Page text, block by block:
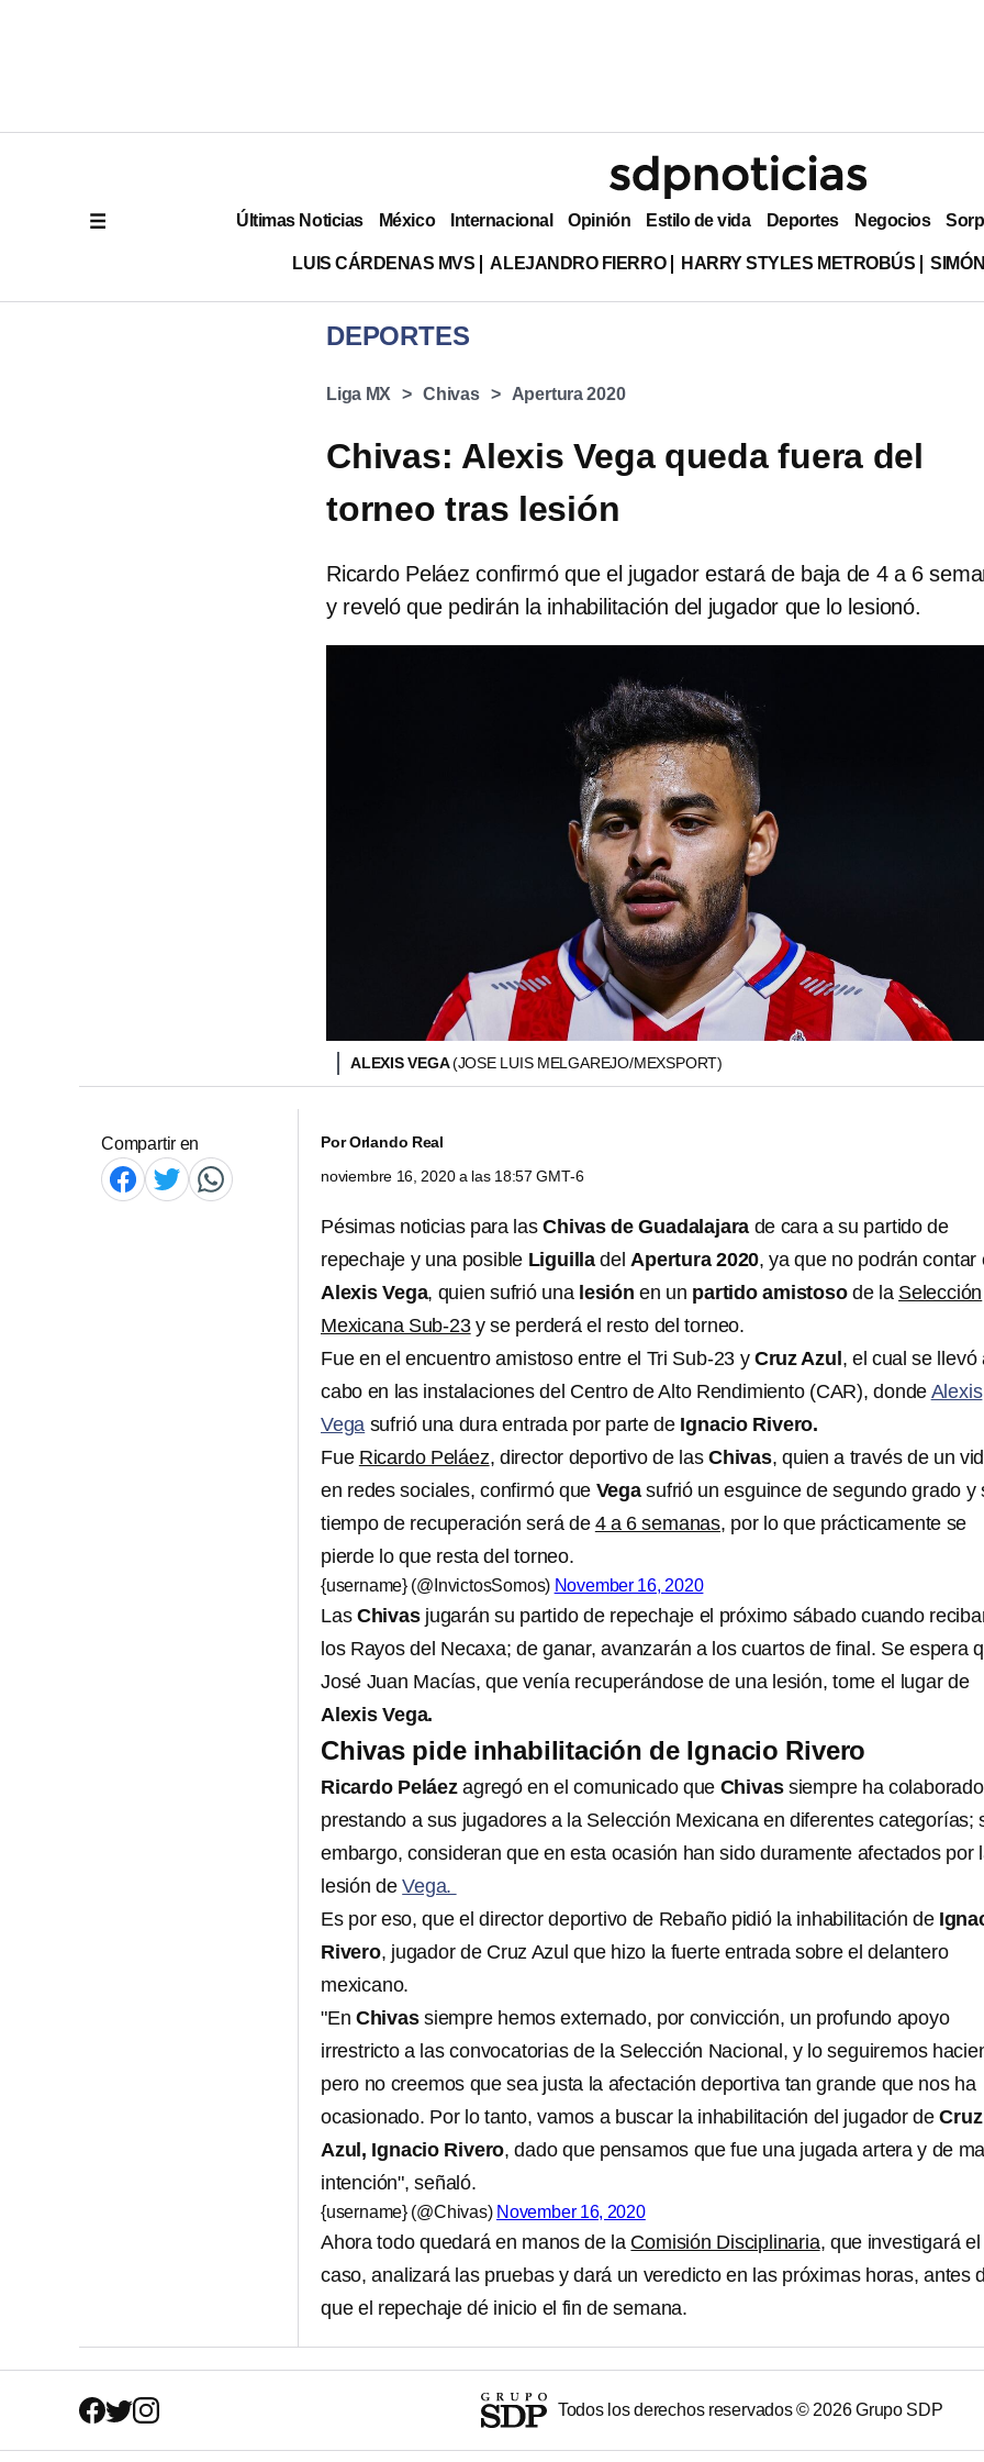
Últimas Noticias México Internacional Opinión Estilo de vida Deportes Negocios
LUIS CÁRDENAS MVS ALEJANDRO FIERRO HARRY STYLES METROBÚS
DEPORTES
Liga MX Chivas Apertura 2020
Chivas: Alexis Vega queda fuera del
torneo tras lesión
Ricardo Peláez confirmó que el jugador estará de baja de 4 a 6
y reveló que pedirán la inhabilitación del jugador que lo lesionó.
ALEXIS VEGA(JOSE LUIS MELGAREJO/MEXSPORT)
Compartir en PorOrlando Real
noviembre 16, 2020 a las 18:57 GMT-6
Pésimas noticias para lasChivas de Guadalajara de cara a su partido de
repechaje y una posible Liguilla delApertura 2020, ya que no podrán contar
Alexis Vega, quien sufrió una lesión en un partido amistosode la Selección
Mexicana Sub-23y se perderá el resto del torneo.
Fue en el encuentro amistoso entre el Tri Sub-23 y Cruz Azul , el cual se llevó
cabo en las instalaciones del Centro de Alto Rendimiento (CAR), donde Alexis
Vega sufrió una dura entrada por parte de Ignacio Rivero.
Fue Ricardo Peláez, director deportivo de lasChivas, quien a través de un
en redes sociales, confirmó que Vegasufrió un esguince de segundo grado y
tiempo de recuperación será de 4 a 6 semanas, por lo que prácticamente se
pierde lo que resta del torneo.
{username} (@InvictosSomos) November 16, 2020
Las Chivasjugarán su partido de repechaje el próximo sábado cuando
los Rayos del Necaxa; de ganar, avanzarán a los cuartos de final. Se espera
José Juan Macías, que venía recuperándose de una lesión, tome el lugar de
Alexis Vega.
Chivas pide inhabilitación de Ignacio Rivero
Ricardo Peláezagregó en el comunicado que Chivassiempre ha colaborado
prestando a sus jugadores a la Selección Mexicana en diferentes categorías;
embargo, consideran que en esta ocasión han sido duramente afectados por
lesión deVega.
Es por eso, que el director deportivo de Rebaño pidió la inhabilitación de
Rivero, jugador de Cruz Azul que hizo la fuerte entrada sobre el delantero
mexicano.
"En Chivassiempre hemos externado, por convicción, un profundo apoyo
irrestricto a las convocatorias de la Selección Nacional, y lo seguiremos
pero no creemos que sea justa la afectación deportiva tan grande que nos ha
ocasionado. Por lo tanto, vamos a buscar la inhabilitación del jugador deCruz
Azul, Ignacio Rivero, dado que pensamos que fue una jugada artera y de
intención", señaló.
{username} (@Chivas) November 16, 2020
Ahora todo quedará en manos de la Comisión Disciplinaria, que investigará el
caso, analizará las pruebas y dará un veredicto en las próximas horas, antes
que el repechaje dé inicio el fin de semana.
Todos los derechos reservados © 2026Grupo SDP